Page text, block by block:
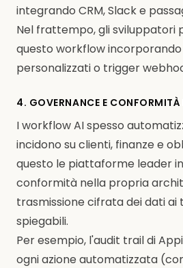
integrando CRM, Slack e
Nel frattempo, gli sviluppatori
questo workflow incorporando
personalizzati o trigger
4. GOVERNANCE E CONFORMITÀ
I workflow AI spesso
incidono su clienti, finanze e
questo le piattaforme leader
conformità nella propria
trasmissione cifrata dei dati ai
spiegabili.
Per esempio, l'audit trail di
ogni azione automatizzata